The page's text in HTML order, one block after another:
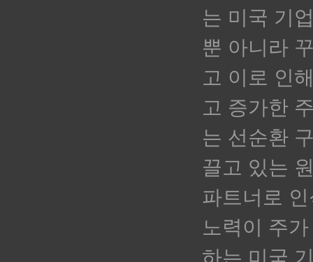
는 미국 기
뿐 아니라
고 이로 인
고 증가한
는 선순환
끌고 있는
파트너로
노력이 주
하는 미국